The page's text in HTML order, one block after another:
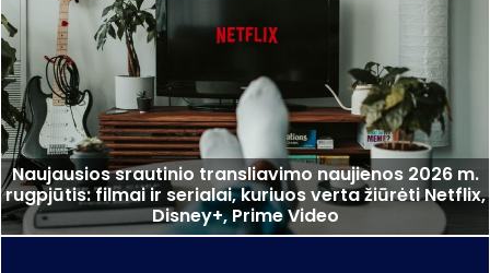
Naujausios srautinio transliavimo naujienos 2026 m.
rugpjūtis: filmai ir serialai, kuriuos verta žiūrėti Netflix,
Disney+, Prime Video